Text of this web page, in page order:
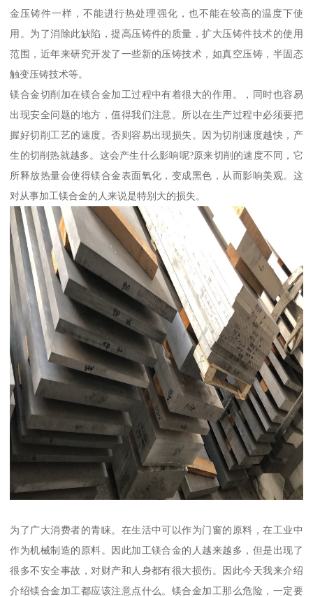
金压铸件一样，不能进行热处理强化，也不能在较高的温度下使
用。为了消除此缺陷，提高压铸件的质量，扩大压铸件技术的使用
范围，近年来研究开发了一些新的压铸技术，如真空压铸，半固态
触变压铸技术等。
镁合金切削加在镁合金加工过程中有着很大的作用。，同时也容易
出现安全问题的地方，值得我们注意。所以在生产过程中必须要把
握好切削工艺的速度。否则容易出现损失。因为切削速度越快，产
生的切削热就越多。这会产生什么影响呢?原来切削的速度不同，它
所释放热量会使得镁合金表面氧化，变成黑色，从而影响美观。这
对从事加工镁合金的人来说是特别大的损失。
为了广大消费者的青睐。在生活中可以作为门窗的原料，在工业中
作为机械制造的原料。因此加工镁合金的人越来越多，但是出现了
很多不安全事故，对财产和人身都有很大损伤。因此今天我来介绍
介绍镁合金加工都应该注意点什么。镁合金加工那么危险，一定要